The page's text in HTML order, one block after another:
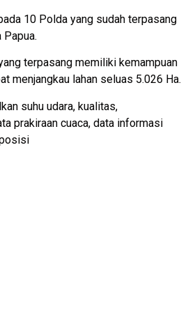
10 Polda yang sudah terpasang
terpasang memiliki kemampuan
menjangkau lahan seluas 5.026 Ha.
suhu udara, kualitas,
prakiraan cuaca, data informasi